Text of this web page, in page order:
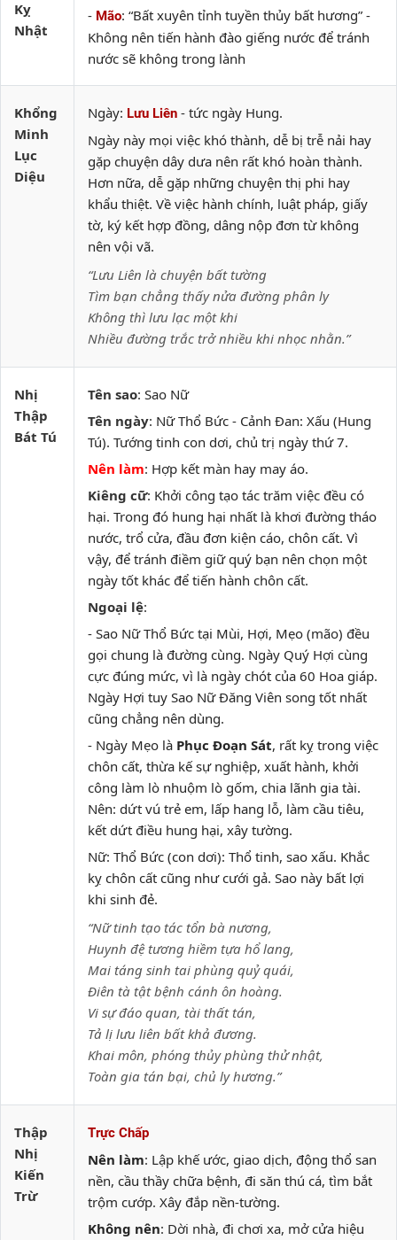
Kỵ
Nhật
- Mão: “Bất xuyên tỉnh tuyền thủy bất hương” -
Không nên tiến hành đào giếng nước để tránh
nước sẽ không trong lành
Khổng
Minh
Lục
Diệu
Ngày: Lưu Liên - tức ngày Hung.
Ngày này mọi việc khó thành, dễ bị trễ nải hay
gặp chuyện dây dưa nên rất khó hoàn thành.
Hơn nữa, dễ gặp những chuyện thị phi hay
khẩu thiệt. Về việc hành chính, luật pháp, giấy
tờ, ký kết hợp đồng, dâng nộp đơn từ không
nên vội vã.
“Lưu Liên là chuyện bất tường
Tìm bạn chẳng thấy nửa đường phân ly
Không thì lưu lạc một khi
Nhiều đường trắc trở nhiều khi nhọc nhằn.”
Nhị
Thập
Bát Tú
Tên sao: Sao Nữ
Tên ngày: Nữ Thổ Bức - Cảnh Đan: Xấu (Hung
Tú). Tướng tinh con dơi, chủ trị ngày thứ 7.
Nên làm: Hợp kết màn hay may áo.
Kiêng cữ: Khởi công tạo tác trăm việc đều có
hại. Trong đó hung hại nhất là khơi đường tháo
nước, trổ cửa, đầu đơn kiện cáo, chôn cất. Vì
vậy, để tránh điềm giữ quý bạn nên chọn một
ngày tốt khác để tiến hành chôn cất.
Ngoại lệ:
- Sao Nữ Thổ Bức tại Mùi, Hợi, Mẹo (mão) đều
gọi chung là đường cùng. Ngày Quý Hợi cùng
cực đúng mức, vì là ngày chót của 60 Hoa giáp.
Ngày Hợi tuy Sao Nữ Đăng Viên song tốt nhất
cũng chẳng nên dùng.
- Ngày Mẹo là Phục Đoạn Sát, rất kỵ trong việc
chôn cất, thừa kế sự nghiệp, xuất hành, khởi
công làm lò nhuộm lò gốm, chia lãnh gia tài.
Nên: dứt vú trẻ em, lấp hang lỗ, làm cầu tiêu,
kết dứt điều hung hại, xây tường.
Nữ: Thổ Bức (con dơi): Thổ tinh, sao xấu. Khắc
kỵ chôn cất cũng như cưới gả. Sao này bất lợi
khi sinh đẻ.
“Nữ tinh tạo tác tổn bà nương,
Huynh đệ tương hiềm tựa hổ lang,
Mai táng sinh tai phùng quỷ quái,
Điên tà tật bệnh cánh ôn hoàng.
Vi sự đáo quan, tài thất tán,
Tả lị lưu liên bất khả đương.
Khai môn, phóng thủy phùng thử nhật,
Toàn gia tán bại, chủ ly hương.”
Thập
Nhị
Kiến
Trừ
Trực Chấp
Nên làm: Lập khế ước, giao dịch, động thổ san
nền, cầu thầy chữa bệnh, đi săn thú cá, tìm bắt
trộm cướp. Xây đắp nền-tường.
Không nên: Dời nhà, đi chơi xa, mở cửa hiệu